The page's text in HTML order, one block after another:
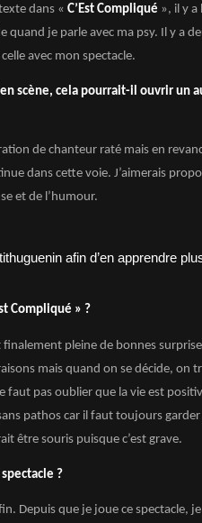
dans « C’Est Compliqué », il y a
quand je parle avec ma psy. Il y a
avec mon spectacle.
en scène, cela pourrait-il ouvrir un
de chanteur raté mais en
dans cette voie. J’aimerais
et de l’humour.
Compliqué » ?
finalement pleine de bonnes
mais quand on se décide, on
pas oublier que la vie est
pathos car il faut toujours
être souris puisque c’est grave.
?
Depuis que je joue ce spectacle,